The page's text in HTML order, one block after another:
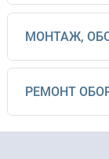
МОНТАЖ,
РЕМОНТ